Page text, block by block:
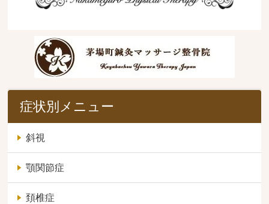
症状別メニュー
斜視
顎関節症
頚椎症